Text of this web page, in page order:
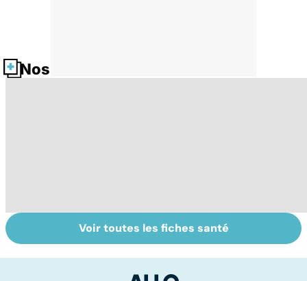
Nos fiches santé
Automutilation :
des ados en
Brûlures : la prise
en charge des
Voir toutes les fiches santé